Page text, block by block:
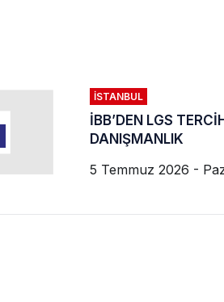
İSTANBUL
İBB’DEN LGS
DANIŞMANLIK
5 Temmuz 2026 -